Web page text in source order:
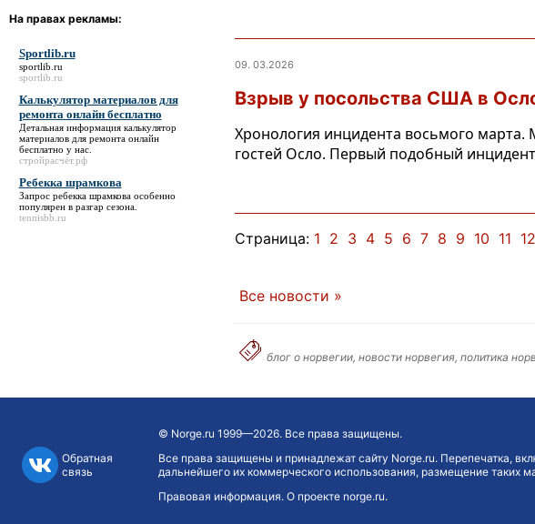
На правах рекламы:
Sportlib.ru
sportlib.ru
sportlib.ru
Калькулятор материалов для
ремонта онлайн бесплатно
Детальная информация калькулятор
материалов для ремонта онлайн
бесплатно у нас.
стройрасчёт.рф
Ребекка шрамкова
Запрос ребекка шрамковаособенно
популярен в разгар сезона.
tennisbb.ru
09. 03.2026
Взрыв у посольства США в
Хронология инцидента восьмого марта.
гостей Осло. Первый подобный
Страница: 1 2 3 4 5 6 7 8 9 10 11 12
Все новости »
блог о норвегии, новости норвегия, политика
Обратная
связь
© Norge.ru 1999—2026. Все права защищены.
Все права защищены и принадлежат сайту Norge.ru. Перепечатка,
дальнейшего их коммерческого использования, размещение таких
Правовая информация. О проекте norge.ru.